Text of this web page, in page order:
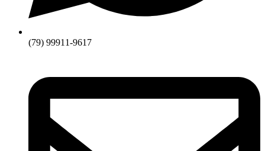
(79) 99911-9617